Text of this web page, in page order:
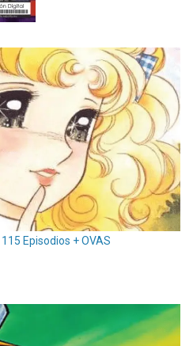
Episodios + OVAS